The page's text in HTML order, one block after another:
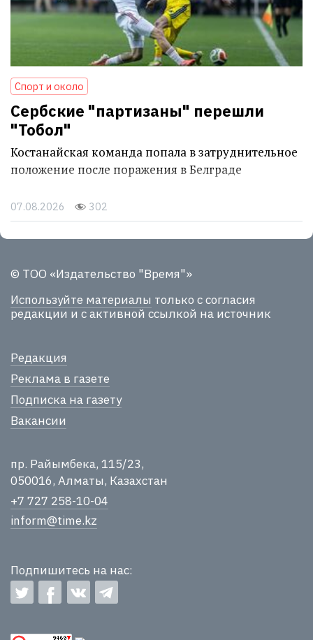
Спорт и около
Сербские "партизаны" перешли
"Тобол"
Костанайская команда попала в затруднительное
положение после поражения в Белграде
07.08.2026 302
© ТОО «Издательство "Время"»
Используйте материалы только с согласия
редакции и с активной ссылкой на источник
Редакция
Реклама в газете
Подписка на газету
Вакансии
пр. Райымбека, 115/23,
050016, Алматы, Казахстан
+7 727 258-10-04
inform@time.kz
Подпишитесь на нас: